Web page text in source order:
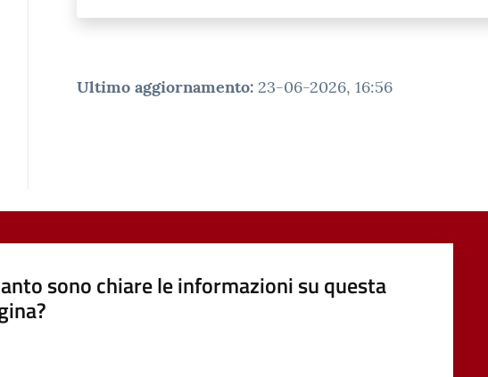
Ultimo aggiornamento: 23-06-2026, 16:56
sono chiare le informazioni su questa